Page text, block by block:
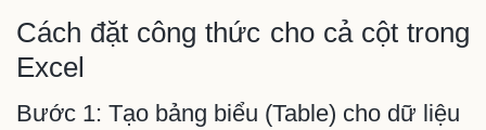
Cách đặt công thức cho cả cột trong
Excel
Bước 1: Tạo bảng biểu (Table) cho dữ liệu